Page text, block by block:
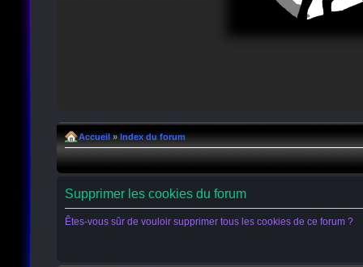
Accueil » Index du forum
Supprimer les cookies du forum
Êtes-vous sûr de vouloir supprimer tous les cookies de ce forum ?